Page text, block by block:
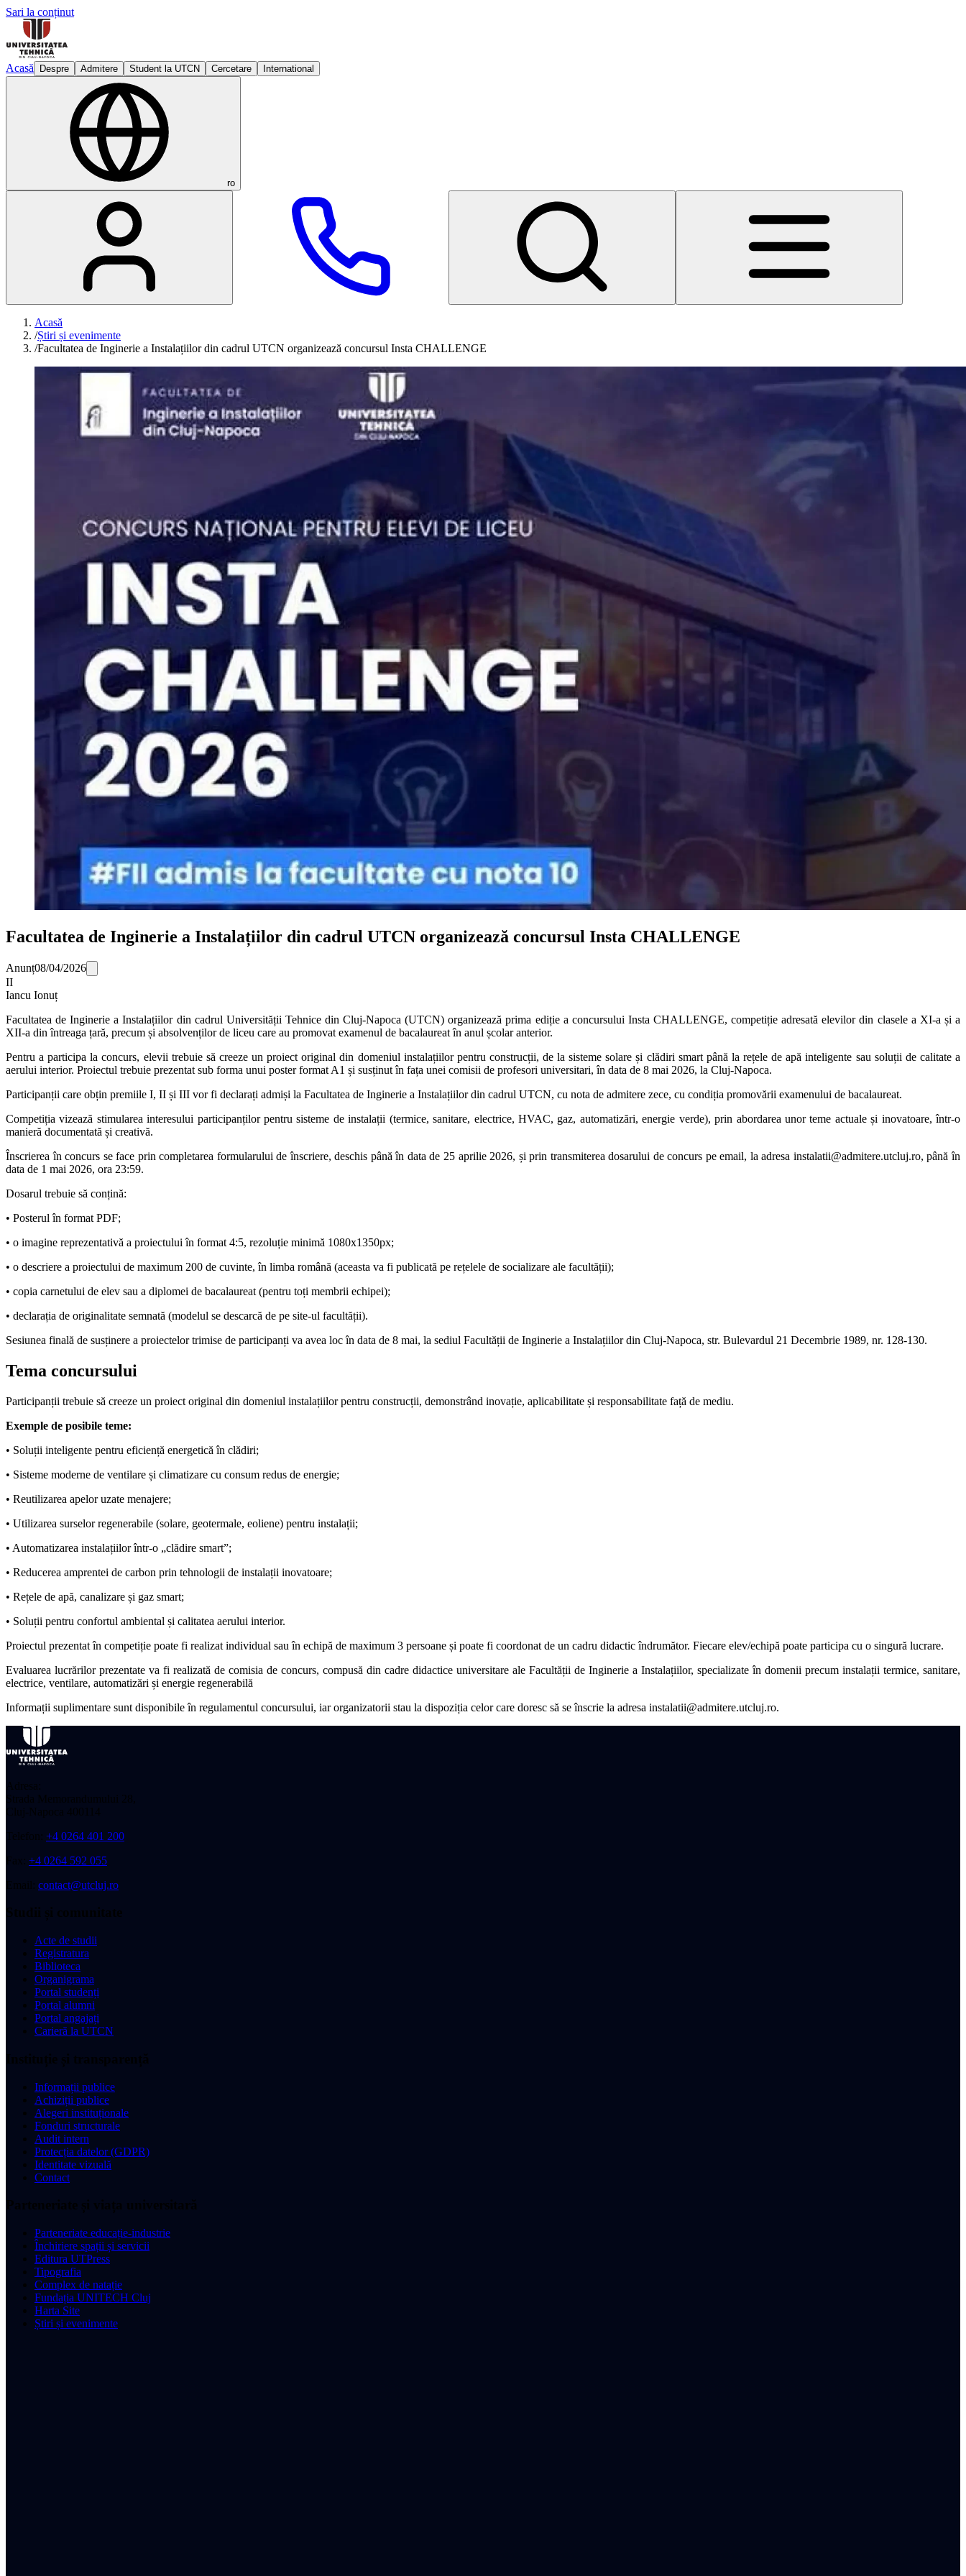
Sari la conținut
Acasă Despre Admitere Student la UTCN Cercetare International
ro
Acasă
/Știri și evenimente
/Facultatea de Inginerie a Instalațiilor din cadrul UTCN organizează concursul Insta CHALLENGE
Facultatea de Inginerie a Instalațiilor din cadrul UTCN organizează concursul Insta CHALLENGE
Anunț08/04/2026
II
Iancu Ionuț
Facultatea de Inginerie a Instalațiilor din cadrul Universității Tehnice din Cluj-Napoca (UTCN) organizează prima ediție a concursului Insta CHALLENGE, competiție adresată elevilor din clasele a XI-a și a
XII-a din întreaga țară, precum și absolvenților de liceu care au promovat examenul de bacalaureat în anul școlar anterior.
Pentru a participa la concurs, elevii trebuie să creeze un proiect original din domeniul instalațiilor pentru construcții, de la sisteme solare și clădiri smart până la rețele de apă inteligente sau soluții de calitate a
aerului interior. Proiectul trebuie prezentat sub forma unui poster format A1 și susținut în fața unei comisii de profesori universitari, în data de 8 mai 2026, la Cluj-Napoca.
Participanții care obțin premiile I, II și III vor fi declarați admiși la Facultatea de Inginerie a Instalațiilor din cadrul UTCN, cu nota de admitere zece, cu condiția promovării examenului de bacalaureat.
Competiția vizează stimularea interesului participanților pentru sisteme de instalații (termice, sanitare, electrice, HVAC, gaz, automatizări, energie verde), prin abordarea unor teme actuale și inovatoare, într-o
manieră documentată și creativă.
Înscrierea în concurs se face prin completarea formularului de înscriere, deschis până în data de 25 aprilie 2026, și prin transmiterea dosarului de concurs pe email, la adresa instalatii@admitere.utcluj.ro, până în
data de 1 mai 2026, ora 23:59.
Dosarul trebuie să conțină:
• Posterul în format PDF;
• o imagine reprezentativă a proiectului în format 4:5, rezoluție minimă 1080x1350px;
• o descriere a proiectului de maximum 200 de cuvinte, în limba română (aceasta va fi publicată pe rețelele de socializare ale facultății);
• copia carnetului de elev sau a diplomei de bacalaureat (pentru toți membrii echipei);
• declarația de originalitate semnată (modelul se descarcă de pe site-ul facultății).
Sesiunea finală de susținere a proiectelor trimise de participanți va avea loc în data de 8 mai, la sediul Facultății de Inginerie a Instalațiilor din Cluj-Napoca, str. Bulevardul 21 Decembrie 1989, nr. 128-130.
Tema concursului
Participanții trebuie să creeze un proiect original din domeniul instalațiilor pentru construcții, demonstrând inovație, aplicabilitate și responsabilitate față de mediu.
Exemple de posibile teme:
• Soluții inteligente pentru eficiență energetică în clădiri;
• Sisteme moderne de ventilare și climatizare cu consum redus de energie;
• Reutilizarea apelor uzate menajere;
• Utilizarea surselor regenerabile (solare, geotermale, eoliene) pentru instalații;
• Automatizarea instalațiilor într-o „clădire smart”;
• Reducerea amprentei de carbon prin tehnologii de instalații inovatoare;
• Rețele de apă, canalizare și gaz smart;
• Soluții pentru confortul ambiental și calitatea aerului interior.
Proiectul prezentat în competiție poate fi realizat individual sau în echipă de maximum 3 persoane și poate fi coordonat de un cadru didactic îndrumător. Fiecare elev/echipă poate participa cu o singură lucrare.
Evaluarea lucrărilor prezentate va fi realizată de comisia de concurs, compusă din cadre didactice universitare ale Facultății de Inginerie a Instalațiilor, specializate în domenii precum instalații termice, sanitare,
electrice, ventilare, automatizări și energie regenerabilă
Informații suplimentare sunt disponibile în regulamentul concursului, iar organizatorii stau la dispoziția celor care doresc să se înscrie la adresa instalatii@admitere.utcluj.ro.
+4 0264 401 200
+4 0264 592 055
contact@utcluj.ro
Acte de studii
Registratura
Biblioteca
Organigrama
Portal studenți
Portal alumni
Portal angajați
Carieră la UTCN
Informații publice
Achiziții publice
Alegeri instituționale
Fonduri structurale
Audit intern
Protecția datelor (GDPR)
Identitate vizuală
Contact
Parteneriate educație-industrie
Închiriere spații și servicii
Editura UTPress
Tipografia
Complex de natație
Fundația UNITECH Cluj
Harta Site
Știri și evenimente